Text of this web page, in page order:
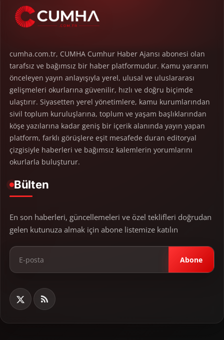
cumha.com.tr, CUMHA Cumhur Haber Ajansı abonesi olan
tarafsız ve bağımsız bir haber platformudur. Kamu yararını
önceleyen yayın anlayışıyla yerel, ulusal ve uluslararası
gelişmeleri okurlarına güvenilir, hızlı ve doğru biçimde
ulaştırır. Siyasetten yerel yönetimlere, kamu kurumlarından
sivil toplum kuruluşlarına, toplum ve yaşam başlıklarından
köşe yazılarına kadar geniş bir içerik alanında yayın yapan
platform, farklı görüşlere eşit mesafede duran editoryal
çizgisiyle haberleri ve bağımsız kalemlerin yorumlarını
okurlarla buluşturur.
Bülten
En son haberleri, güncellemeleri ve özel teklifleri doğrudan
gelen kutunuza almak için abone listemize katılın
Abone